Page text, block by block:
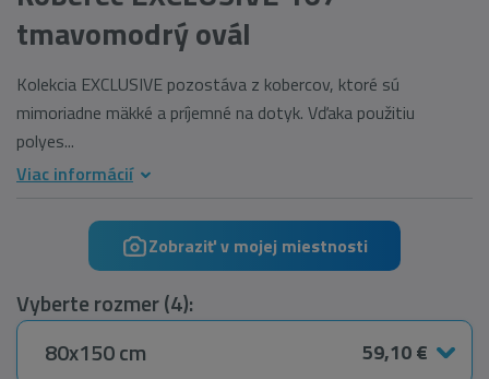
tmavomodrý ovál
Kolekcia EXCLUSIVE pozostáva z kobercov, ktoré sú
mimoriadne mäkké a príjemné na dotyk. Vďaka použitiu
polyes...
Viac informácií
Zobraziť v mojej miestnosti
Vyberte rozmer (4):
80x150 cm
59,10 €